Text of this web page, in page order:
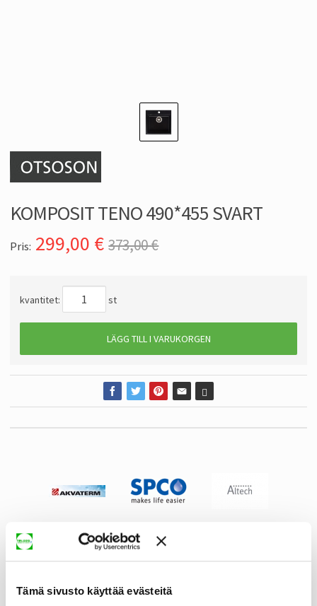
Tämä sivusto käyttää evästeitä
KOMPOSIT TENO 490*455 SVART
Pris: 299,00 € 373,00 €
kvantitet: st
LÄGG TILL I VARUKORGEN